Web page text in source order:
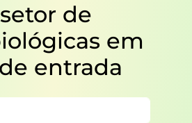
de
em
entrada